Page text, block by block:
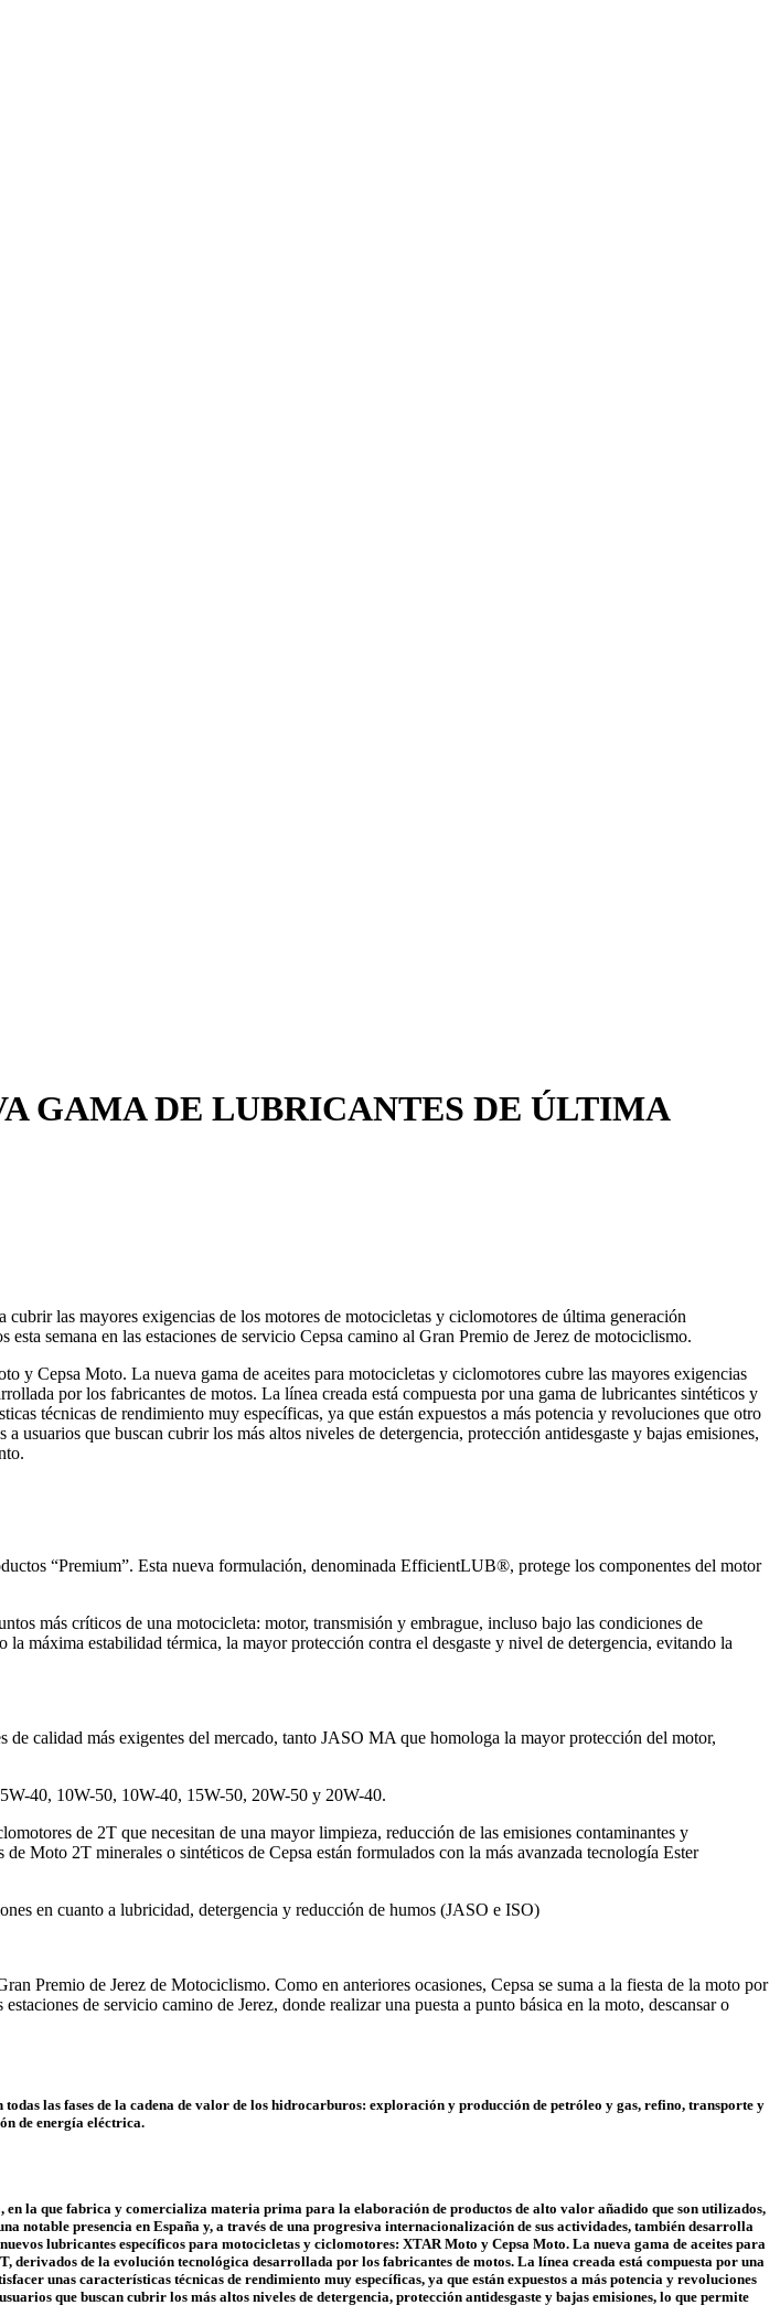
GAMA DE LUBRICANTES DE ÚLTIMA
las mayores exigencias de los motores de motocicletas y ciclomotores de última generación
semana en las estaciones de servicio Cepsa camino al Gran Premio de Jerez de motociclismo.
y Cepsa Moto. La nueva gama de aceites para motocicletas y ciclomotores cubre las mayores exigencias
por los fabricantes de motos. La línea creada está compuesta por una gama de lubricantes sintéticos y
técnicas de rendimiento muy específicas, ya que están expuestos a más potencia y revoluciones que otro
que buscan cubrir los más altos niveles de detergencia, protección antidesgaste y bajas emisiones,
“Premium”. Esta nueva formulación, denominada EfficientLUB®, protege los componentes del motor
más críticos de una motocicleta: motor, transmisión y embrague, incluso bajo las condiciones de
máxima estabilidad térmica, la mayor protección contra el desgaste y nivel de detergencia, evitando la
calidad más exigentes del mercado, tanto JASO MA que homologa la mayor protección del motor,
40, 10W-50, 10W-40, 15W-50, 20W-50 y 20W-40.
de 2T que necesitan de una mayor limpieza, reducción de las emisiones contaminantes y
Moto 2T minerales o sintéticos de Cepsa están formulados con la más avanzada tecnología Ester
en cuanto a lubricidad, detergencia y reducción de humos (JASO e ISO)
Premio de Jerez de Motociclismo. Como en anteriores ocasiones, Cepsa se suma a la fiesta de la moto por
de servicio camino de Jerez, donde realizar una puesta a punto básica en la moto, descansar o
las fases de la cadena de valor de los hidrocarburos: exploración y producción de petróleo y gas, refino, transporte y
de energía eléctrica.
la que fabrica y comercializa materia prima para la elaboración de productos de alto valor añadido que son utilizados,
notable presencia en España y, a través de una progresiva internacionalización de sus actividades, también desarrolla
lubricantes específicos para motocicletas y ciclomotores: XTAR Moto y Cepsa Moto. La nueva gama de aceites para
derivados de la evolución tecnológica desarrollada por los fabricantes de motos. La línea creada está compuesta por una
unas características técnicas de rendimiento muy específicas, ya que están expuestos a más potencia y revoluciones
que buscan cubrir los más altos niveles de detergencia, protección antidesgaste y bajas emisiones, lo que permite